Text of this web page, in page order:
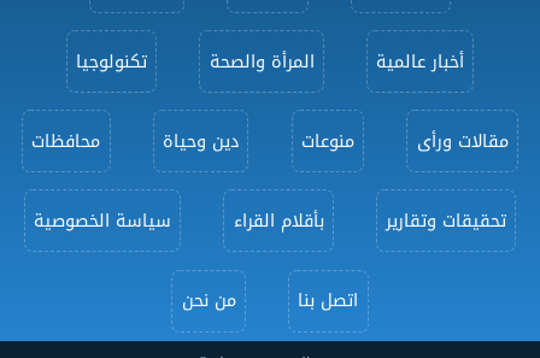
أخبار عالمية المرأة والصحة تكنولوجيا
مقالات ورأى منوعات دين وحياة محافظات
تحقيقات وتقارير بأقلام القراء سياسة الخصوصية
اتصل بنا من نحن